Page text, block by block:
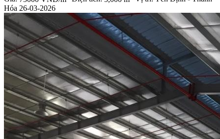
Hóa 26-03-2026